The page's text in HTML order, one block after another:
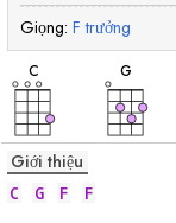
Giọng: F trưởng
C
hợp
G
hợp
Giới thiệu
C G F F